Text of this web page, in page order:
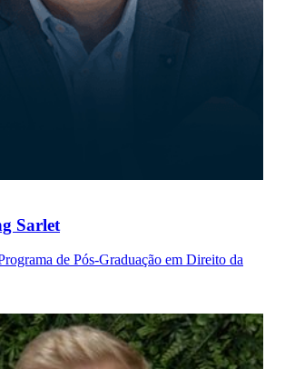
Sarlet
de Pós-Graduação em Direito da